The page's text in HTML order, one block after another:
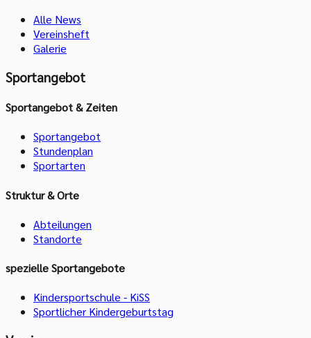
Alle News
Vereinsheft
Galerie
Sportangebot
Sportangebot & Zeiten
Sportangebot
Stundenplan
Sportarten
Struktur & Orte
Abteilungen
Standorte
spezielle Sportangebote
Kindersportschule - KiSS
Sportlicher Kindergeburtstag